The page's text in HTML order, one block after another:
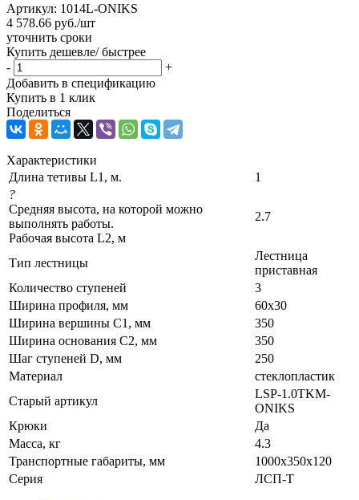
Артикул: 1014L-ONIKS
4 578.66 руб./шт
уточнить сроки
Купить дешевле/ быстрее
-
+
Добавить в спецификацию
Купить в 1 клик
Поделиться
Характеристики
Длина тетивы L1, м.
1
?
Средняя высота, на которой можно
выполнять работы.
Рабочая высота L2, м
2.7
Тип лестницы
Лестница
приставная
Количество ступеней
3
Ширина профиля, мм
60х30
Ширина вершины С1, мм
350
Ширина основания C2, мм
350
Шаг ступеней D, мм
250
Материал
стеклопластик
Старый артикул
LSP-1.0TKM-
ONIKS
Крюки
Да
Масса, кг
4.3
Транспортные габариты, мм
1000x350x120
Серия
ЛСП-Т